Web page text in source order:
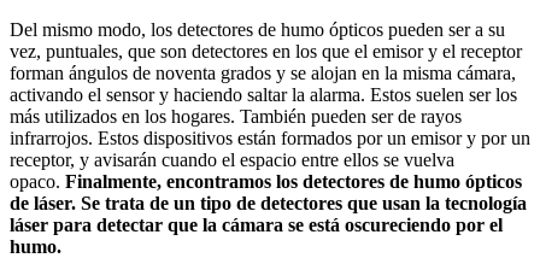
Del mismo modo, los detectores de humo ópticos pueden ser a su
vez, puntuales, que son detectores en los que el emisor y el receptor
forman ángulos de noventa grados y se alojan en la misma cámara,
activando el sensor y haciendo saltar la alarma. Estos suelen ser los
más utilizados en los hogares. También pueden ser de rayos
infrarrojos. Estos dispositivos están formados por un emisor y por un
receptor, y avisarán cuando el espacio entre ellos se vuelva
opaco. Finalmente, encontramos los detectores de humo ópticos
de láser. Se trata de un tipo de detectores que usan la tecnología
láser para detectar que la cámara se está oscureciendo por el
humo.